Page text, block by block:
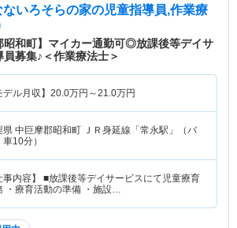
いろそらの家の児童指導員,作業療
昭和町】マイカー通勤可◎放課後等デイサ
募集♪＜作業療法士＞
デル月収】 20.0万円～21.0万円
県 中巨摩郡昭和町 ＪＲ身延線「常永駅」（バ
車10分）
事内容】 ■放課後等デイサービスにて児童療育
・療育活動の準備 ・施設…